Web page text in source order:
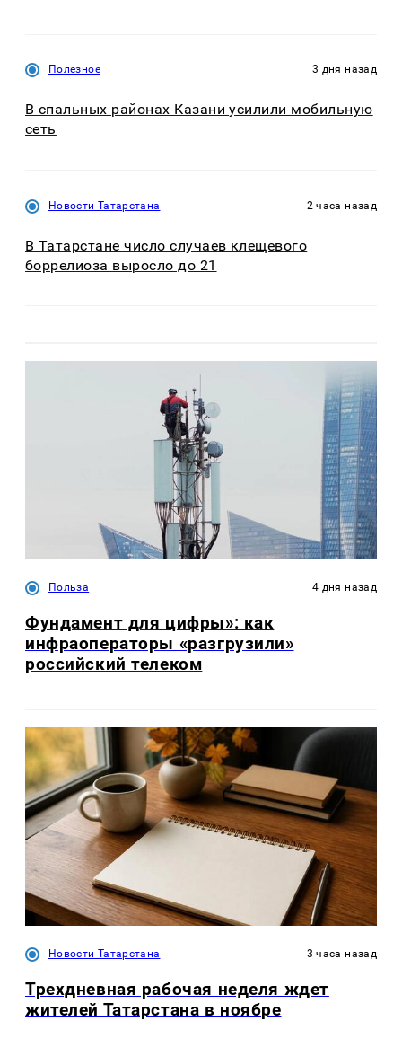
Полезное 3 дня назад
В спальных районах Казани усилили мобильную
сеть
Новости Татарстана 2 часа назад
В Татарстане число случаев клещевого
боррелиоза выросло до 21
Польза 4 дня назад
Фундамент для цифры»: как
инфраоператоры «разгрузили»
российский телеком
Новости Татарстана 3 часа назад
Трехдневная рабочая неделя ждет
жителей Татарстана в ноябре